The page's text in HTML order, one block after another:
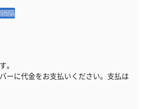
。
ーに代金をお支払いください。支払は